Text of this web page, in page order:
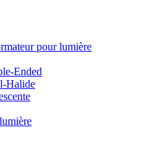
pour lumière
Ended
Halide